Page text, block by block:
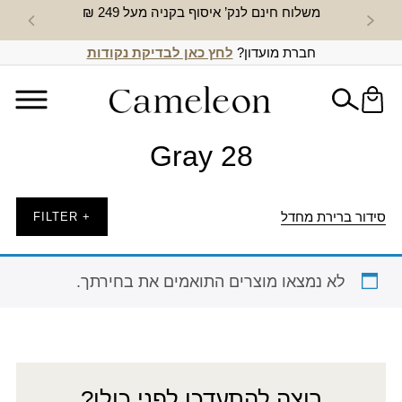
משלוח חינם לנק’ איסוף בקניה מעל 249 ₪ חדש
חברת מועדון? לחץ כאן לבדיקת נקודות
Gray 28
סידור ברירת מחדל + FILTER
לא נמצאו מוצרים התואמים את בחירתך.